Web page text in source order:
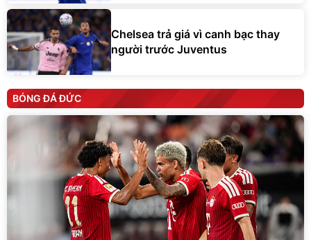
Chelsea trả giá vì canh bạc thay
người trước Juventus
BÓNG ĐÁ ĐỨC